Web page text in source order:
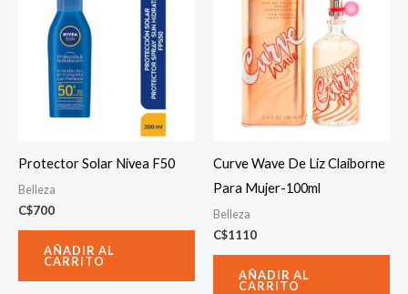
Protector Solar Nivea F50
Belleza
C$700
AÑADIR AL
CARRITO
Curve Wave De Liz Claiborne
Para Mujer-100ml
Belleza
C$1110
AÑADIR AL
CARRITO